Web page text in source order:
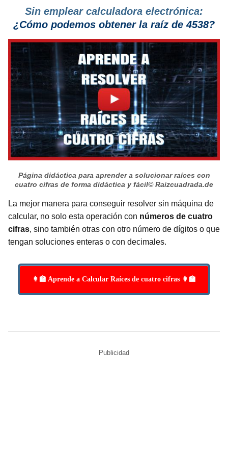
Sin emplear calculadora electrónica:
¿Cómo podemos obtener la raíz de 4538?
Página didáctica para aprender a solucionar raíces con
cuatro cifras de forma didáctica y fácil© Raizcuadrada.de
La mejor manera para conseguir resolver sin máquina de
calcular, no solo esta operación con números de cuatro
cifras, sino también otras con otro número de dígitos o que
tengan soluciones enteras o con decimales.
👩‍🏫 Aprende a Calcular Raíces de cuatro cifras 👩‍🏫
Publicidad